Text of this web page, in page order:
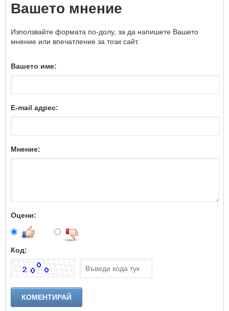
Вашето мнение
Използвайте формата по-долу, за да напишете Вашето
мнение или впечатление за този сайт.
Вашето име:
E-mail адрес:
Мнение:
Оцени:
Код: